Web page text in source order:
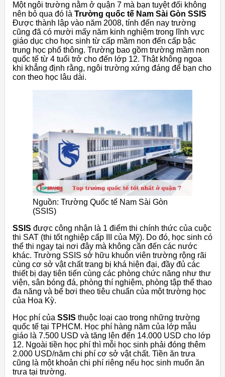
Một ngôi trường nằm ở quận 7 mà bạn tuyệt đối không
nên bỏ qua đó là Trường quốc tế Nam Sài Gòn SSIS
Được thành lập vào năm 2008, tính đến nay trường
cũng đã có mười mấy năm kinh nghiệm trong lĩnh vực
giáo dục cho học sinh từ cấp mầm non đến cấp bậc
trung học phổ thông. Trường bao gồm trường mầm non
quốc tế từ 4 tuổi trở cho đến lớp 12. Thật không ngoa
khi khẳng định rằng, ngôi trường xứng đáng để bạn cho
con theo học lâu dài.
Nguồn: Trường Quốc tế Nam Sài Gòn
(SSIS)
SSIS được công nhận là 1 điểm thi chính thức của cuộc
thi SAT (thi tốt nghiệp cấp III của Mỹ). Do đó, học sinh có
thể thi ngay tại nơi đây mà không cần đến các nước
khác. Trường SSIS sở hữu khuôn viên trường rộng rãi
cùng cơ sở vật chất trang bị khá hiện đại, đầy đủ các
thiết bị dạy tiên tiến cùng các phòng chức năng như thư
viện, sân bóng đá, phòng thí nghiệm, phòng tập thể thao
đa năng và bể bơi theo tiêu chuẩn của một trường học
của Hoa Kỳ.
Học phí của SSIS thuộc loại cao trong những trường
quốc tế tại TPHCM. Học phí hàng năm của lớp mẫu
giáo là 7.500 USD và tăng lên đến 14.000 USD cho lớp
12. Ngoài tiền học phí thì mỗi học sinh phải đóng thêm
2.000 USD/năm chi phí cơ sở vật chất. Tiền ăn trưa
cũng là một khoản chi phí riêng nếu học sinh muốn ăn
trưa tại trường.